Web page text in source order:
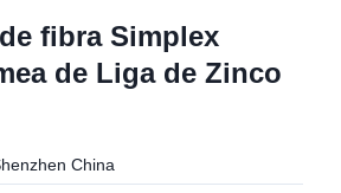
fibra Simplex
de Liga de Zinco
China